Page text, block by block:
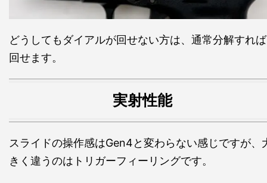
どうしてもダイアルが回せない方は、通常分解すれば
回せます。
実射性能
スライドの操作感はGen4と変わらない感じですが、
きく違うのはトリガーフィーリングです。